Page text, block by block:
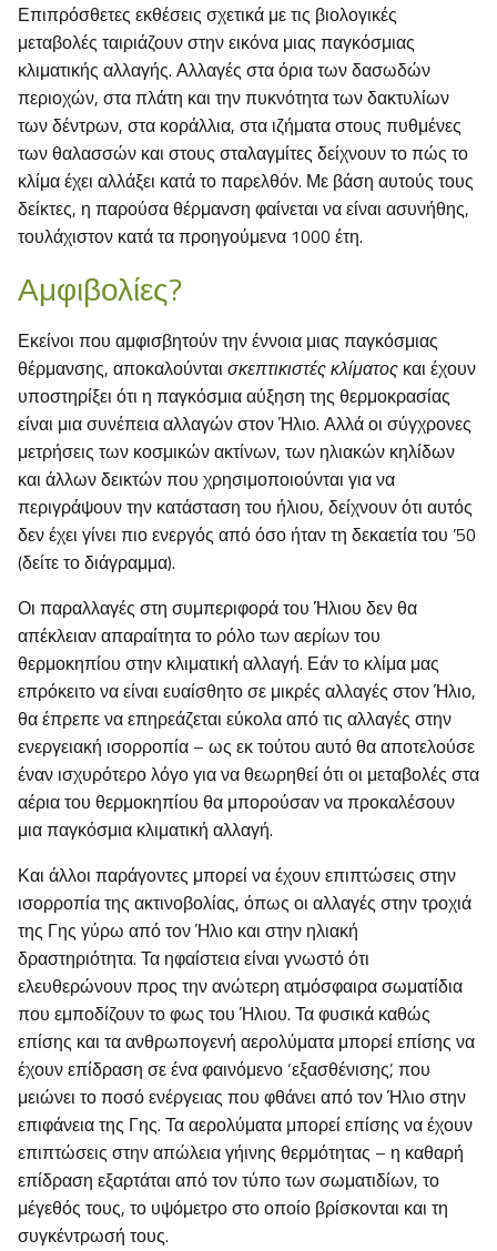
Επιπρόσθετες εκθέσεις σχετικά με τις βιολογικές
μεταβολές ταιριάζουν στην εικόνα μιας παγκόσμιας
κλιματικής αλλαγής. Αλλαγές στα όρια των δασωδών
περιοχών, στα πλάτη και την πυκνότητα των δακτυλίων
των δέντρων, στα κοράλλια, στα ιζήματα στους πυθμένες
των θαλασσών και στους σταλαγμίτες δείχνουν το πώς το
κλίμα έχει αλλάξει κατά το παρελθόν. Με βάση αυτούς τους
δείκτες, η παρούσα θέρμανση φαίνεται να είναι ασυνήθης,
τουλάχιστον κατά τα προηγούμενα 1000 έτη.
Αμφιβολίες?
Εκείνοι που αμφισβητούν την έννοια μιας παγκόσμιας
θέρμανσης, αποκαλούνται σκεπτικιστές κλίματος και έχουν
υποστηρίξει ότι η παγκόσμια αύξηση της θερμοκρασίας
είναι μια συνέπεια αλλαγών στον Ήλιο. Αλλά οι σύγχρονες
μετρήσεις των κοσμικών ακτίνων, των ηλιακών κηλίδων
και άλλων δεικτών που χρησιμοποιούνται για να
περιγράψουν την κατάσταση του ήλιου, δείχνουν ότι αυτός
δεν έχει γίνει πιο ενεργός από όσο ήταν τη δεκαετία του ’50
(δείτε το διάγραμμα).
Οι παραλλαγές στη συμπεριφορά του Ήλιου δεν θα
απέκλειαν απαραίτητα το ρόλο των αερίων του
θερμοκηπίου στην κλιματική αλλαγή. Εάν το κλίμα μας
επρόκειτο να είναι ευαίσθητο σε μικρές αλλαγές στον Ήλιο,
θα έπρεπε να επηρεάζεται εύκολα από τις αλλαγές στην
ενεργειακή ισορροπία – ως εκ τούτου αυτό θα αποτελούσε
έναν ισχυρότερο λόγο για να θεωρηθεί ότι οι μεταβολές στα
αέρια του θερμοκηπίου θα μπορούσαν να προκαλέσουν
μια παγκόσμια κλιματική αλλαγή.
Και άλλοι παράγοντες μπορεί να έχουν επιπτώσεις στην
ισορροπία της ακτινοβολίας, όπως οι αλλαγές στην τροχιά
της Γης γύρω από τον Ήλιο και στην ηλιακή
δραστηριότητα. Τα ηφαίστεια είναι γνωστό ότι
ελευθερώνουν προς την ανώτερη ατμόσφαιρα σωματίδια
που εμποδίζουν το φως του Ήλιου. Τα φυσικά καθώς
επίσης και τα ανθρωπογενή αερολύματα μπορεί επίσης να
έχουν επίδραση σε ένα φαινόμενο ‘εξασθένισης’, που
μειώνει το ποσό ενέργειας που φθάνει από τον Ήλιο στην
επιφάνεια της Γης. Τα αερολύματα μπορεί επίσης να έχουν
επιπτώσεις στην απώλεια γήινης θερμότητας – η καθαρή
επίδραση εξαρτάται από τον τύπο των σωματιδίων, το
μέγεθός τους, το υψόμετρο στο οποίο βρίσκονται και τη
συγκέντρωσή τους.